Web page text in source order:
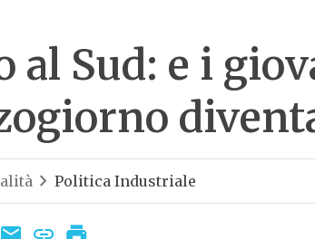
al Sud: e i
Politica Industriale